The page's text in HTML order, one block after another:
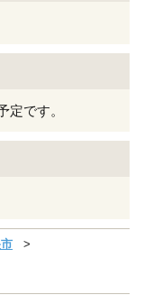
定です。